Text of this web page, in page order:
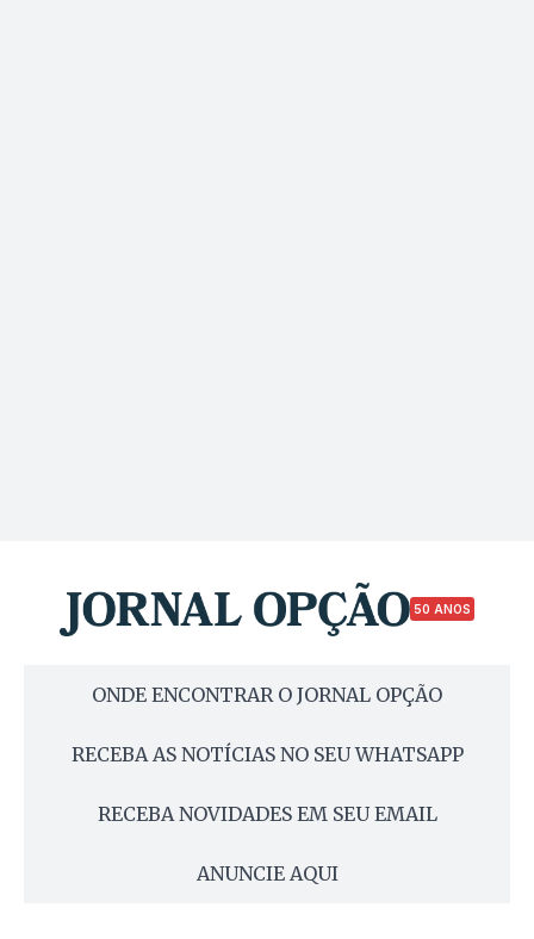
50 ANOS
ONDE ENCONTRAR O JORNAL OPÇÃO
RECEBA AS NOTÍCIAS NO SEU WHATSAPP
RECEBA NOVIDADES EM SEU EMAIL
ANUNCIE AQUI